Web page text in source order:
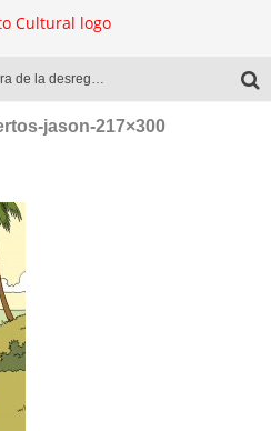
El libro en la mira de la desregulación
El llovedor
Acapulco
| La nieve
jason-217×300